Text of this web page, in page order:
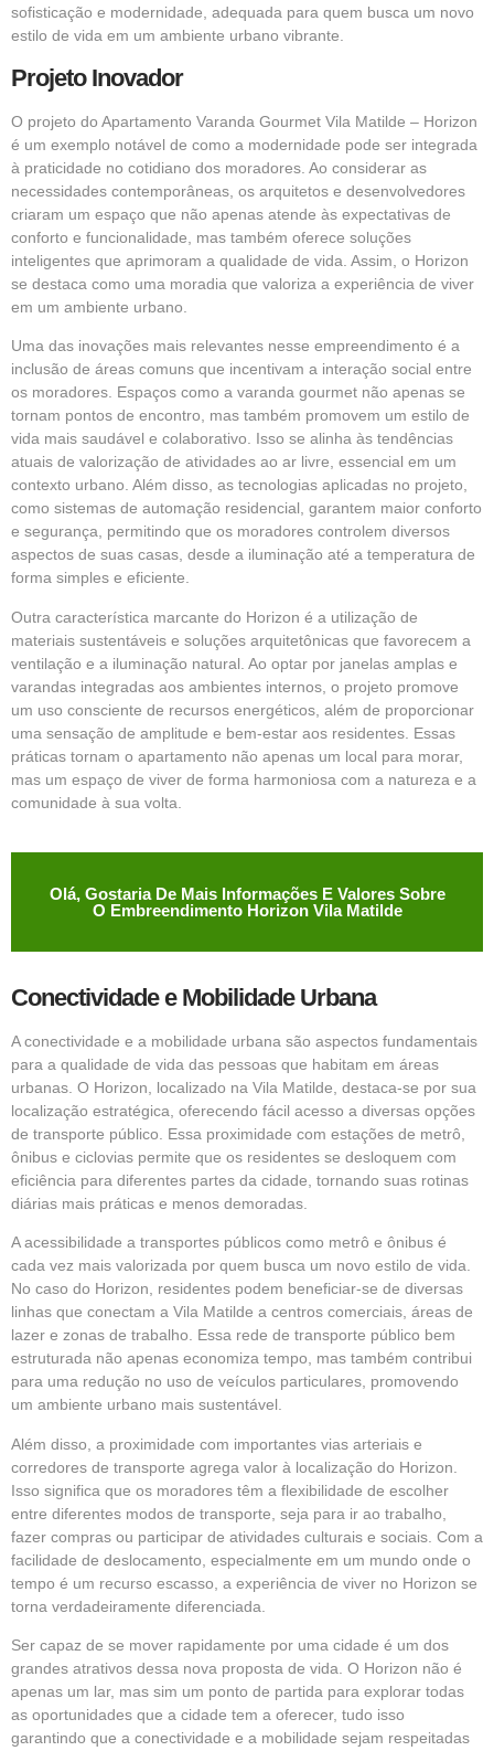
sofisticação e modernidade, adequada para quem busca um novo
estilo de vida em um ambiente urbano vibrante.
Projeto Inovador
O projeto do Apartamento Varanda Gourmet Vila Matilde – Horizon
é um exemplo notável de como a modernidade pode ser integrada
à praticidade no cotidiano dos moradores. Ao considerar as
necessidades contemporâneas, os arquitetos e desenvolvedores
criaram um espaço que não apenas atende às expectativas de
conforto e funcionalidade, mas também oferece soluções
inteligentes que aprimoram a qualidade de vida. Assim, o Horizon
se destaca como uma moradia que valoriza a experiência de viver
em um ambiente urbano.
Uma das inovações mais relevantes nesse empreendimento é a
inclusão de áreas comuns que incentivam a interação social entre
os moradores. Espaços como a varanda gourmet não apenas se
tornam pontos de encontro, mas também promovem um estilo de
vida mais saudável e colaborativo. Isso se alinha às tendências
atuais de valorização de atividades ao ar livre, essencial em um
contexto urbano. Além disso, as tecnologias aplicadas no projeto,
como sistemas de automação residencial, garantem maior conforto
e segurança, permitindo que os moradores controlem diversos
aspectos de suas casas, desde a iluminação até a temperatura de
forma simples e eficiente.
Outra característica marcante do Horizon é a utilização de
materiais sustentáveis e soluções arquitetônicas que favorecem a
ventilação e a iluminação natural. Ao optar por janelas amplas e
varandas integradas aos ambientes internos, o projeto promove
um uso consciente de recursos energéticos, além de proporcionar
uma sensação de amplitude e bem-estar aos residentes. Essas
práticas tornam o apartamento não apenas um local para morar,
mas um espaço de viver de forma harmoniosa com a natureza e a
comunidade à sua volta.
Olá, Gostaria De Mais Informações E Valores Sobre
O Embreendimento Horizon Vila Matilde
Conectividade e Mobilidade Urbana
A conectividade e a mobilidade urbana são aspectos fundamentais
para a qualidade de vida das pessoas que habitam em áreas
urbanas. O Horizon, localizado na Vila Matilde, destaca-se por sua
localização estratégica, oferecendo fácil acesso a diversas opções
de transporte público. Essa proximidade com estações de metrô,
ônibus e ciclovias permite que os residentes se desloquem com
eficiência para diferentes partes da cidade, tornando suas rotinas
diárias mais práticas e menos demoradas.
A acessibilidade a transportes públicos como metrô e ônibus é
cada vez mais valorizada por quem busca um novo estilo de vida.
No caso do Horizon, residentes podem beneficiar-se de diversas
linhas que conectam a Vila Matilde a centros comerciais, áreas de
lazer e zonas de trabalho. Essa rede de transporte público bem
estruturada não apenas economiza tempo, mas também contribui
para uma redução no uso de veículos particulares, promovendo
um ambiente urbano mais sustentável.
Além disso, a proximidade com importantes vias arteriais e
corredores de transporte agrega valor à localização do Horizon.
Isso significa que os moradores têm a flexibilidade de escolher
entre diferentes modos de transporte, seja para ir ao trabalho,
fazer compras ou participar de atividades culturais e sociais. Com a
facilidade de deslocamento, especialmente em um mundo onde o
tempo é um recurso escasso, a experiência de viver no Horizon se
torna verdadeiramente diferenciada.
Ser capaz de se mover rapidamente por uma cidade é um dos
grandes atrativos dessa nova proposta de vida. O Horizon não é
apenas um lar, mas sim um ponto de partida para explorar todas
as oportunidades que a cidade tem a oferecer, tudo isso
garantindo que a conectividade e a mobilidade sejam respeitadas